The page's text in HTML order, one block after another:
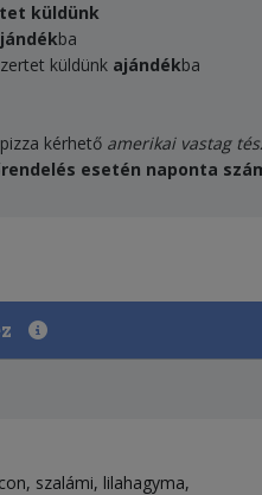
küldünk
ba
küldünk ajándékba
kérhető amerikai vastag
esetén naponta
szalámi lilahagyma